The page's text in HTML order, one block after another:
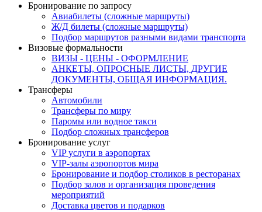
Бронирование по запросу
Авиабилеты (сложные маршруты)
Ж/Д билеты (сложные маршруты)
Подбор маршрутов разными видами транспорта
Визовые формальности
ВИЗЫ - ЦЕНЫ - ОФОРМЛЕНИЕ
АНКЕТЫ, ОПРОСНЫЕ ЛИСТЫ, ДРУГИЕ
ДОКУМЕНТЫ, ОБЩАЯ ИНФОРМАЦИЯ.
Трансферы
Автомобили
Трансферы по миру
Паромы или водное такси
Подбор сложных трансферов
Бронирование услуг
VIP услуги в аэропортах
VIP-залы аэропортов мира
Бронирование и подбор столиков в ресторанах
Подбор залов и организация проведения
мероприятий
Доставка цветов и подарков